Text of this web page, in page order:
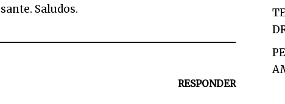
Saludos.
RESPONDER